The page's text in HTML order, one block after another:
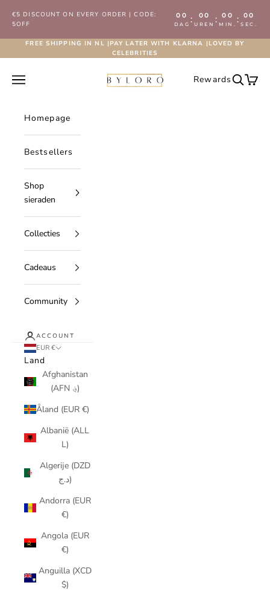
€5 DISCOUNT ON EVERY ORDER | CODE:
5OFF
00
DAG : 00
UREN : 00
MIN. : 00
SEC.
FREE SHIPPING IN NL |PAY LATER WITH KLARNA |LOVED BY
CELEBRITIES
Byloro.com
Navigatiemenu openen RewardsZoeken
Homepage
Bestsellers
Shop
sieraden
Collecties
Cadeaus
Community
ACCOUNT
EUR €
Land
Afghanistan
(AFN ؋)
Åland (EUR €)
Albanië (ALL
L)
Algerije (DZD
د.ج)
Andorra (EUR
€)
Angola (EUR
€)
Anguilla (XCD
$)